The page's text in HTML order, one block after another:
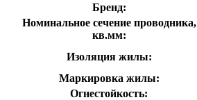
Бренд:
Номинальное сечение проводника,
кв.мм:
Изоляция жилы:
Маркировка жилы:
Огнестойкость: